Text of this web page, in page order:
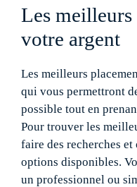
Les
votre argent
Les meilleurs
qui vous permettront
possible tout en
Pour trouver les
faire des recherches
options disponibles.
un professionnel ou